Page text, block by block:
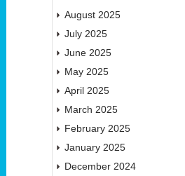
August 2025
July 2025
June 2025
May 2025
April 2025
March 2025
February 2025
January 2025
December 2024